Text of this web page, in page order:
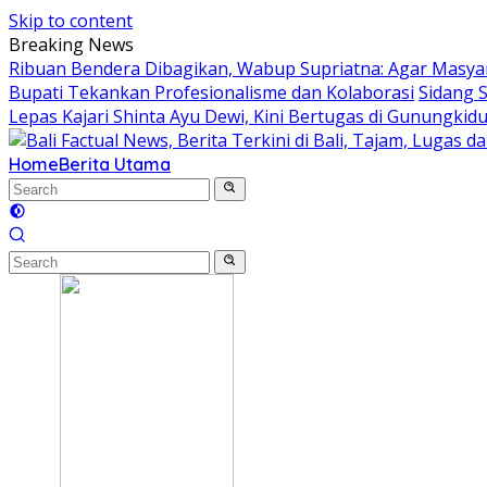
Skip to content
Breaking News
Ribuan Bendera Dibagikan, Wabup Supriatna: Agar
Bupati Tekankan Profesionalisme dan Kolaborasi Sidang
Lepas Kajari Shinta Ayu Dewi, Kini Bertugas di
HomeBerita Utama